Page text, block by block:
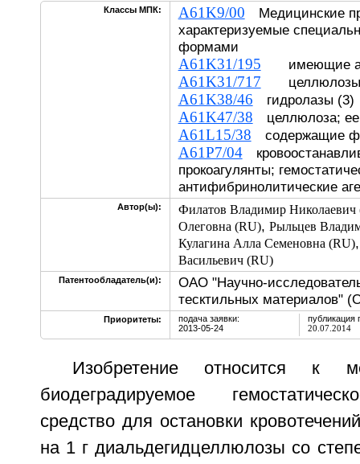
Классы МПК: A61K9/00 Медицинские
характеризуемые
формами
A61K31/195 имеющие
A61K31/717 целлюлозы
A61K38/46 гидролазы (3)
A61K47/38 целлюлоза; ее
A61L15/38 содержащие
A61P7/04
прокоагулянты;
антифибринолитические
Автор(ы):
Филатов Владимир Николаевич
Олеговна (RU), Рыльцев
Кулагина Алла Семеновна (RU)
Васильевич (RU)
Патентообладатель(и):
ОАО "Научно-
тесктильных
Приоритеты:
подача заявки:
2013-05-24
публикация
20.07.2014
Изобретение относится к
биодеградируемое
средство для остановки
на 1 г диальдегидцеллюлозы со